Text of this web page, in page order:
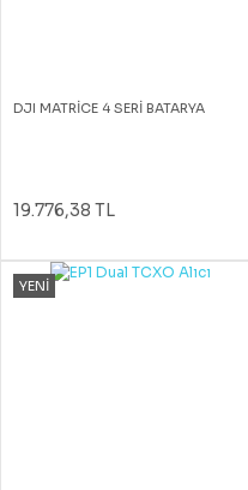
DJI MATRİCE 4 SERİ BATARYA
19.776,38 TL
YENİ